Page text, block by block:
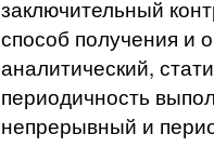
заключительный
способ получения и
аналитический,
периодичность
непрерывный и